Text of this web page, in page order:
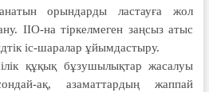
орындарды ластауға жол
ІІО-на тіркелмеген заңсыз атыс
іс-шаралар ұйым­дастыру.
құқық бұзушылықтар жасалуы
ақ, азамат­тардың жаппай